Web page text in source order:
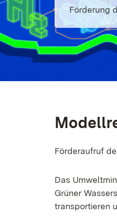
Förderung
Förderaufruf
Das
Grüner
transportieren